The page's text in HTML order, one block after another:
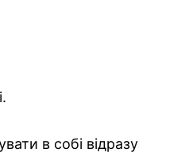
в собі відразу